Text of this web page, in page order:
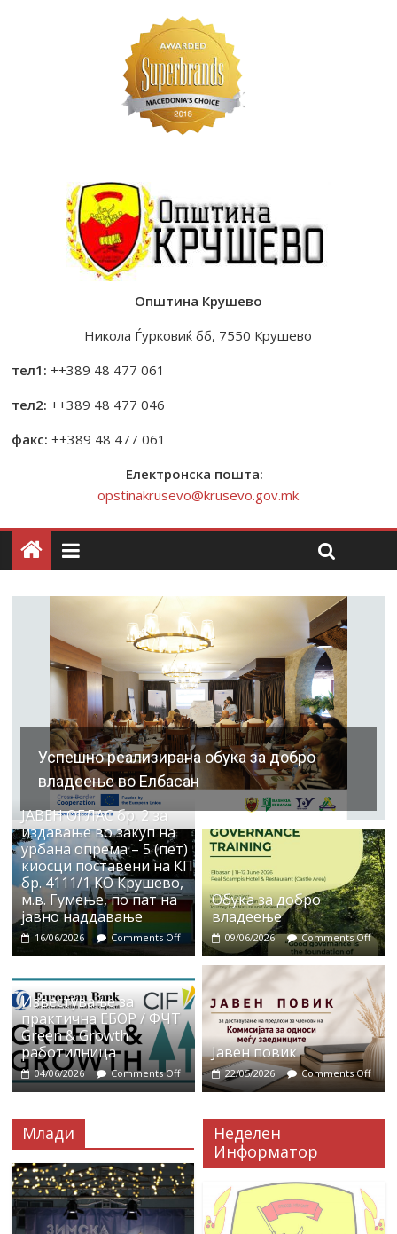
Општина Крушево
Никола Ѓурковиќ бб, 7550 Крушево
тел1: ++389 48 477 061
тел2: ++389 48 477 046
факс: ++389 48 477 061
Електронска пошта:
opstinakrusevo@krusevo.gov.mk
Успешно реализирана обука за добро
владеење во Елбасан
ЈАВЕН ОГЛАС бр. 2 за
издавање во закуп на
урбана опрема – 5 (пет)
киосци поставени на КП
бр. 4111/1 КО Крушево,
м.в. Гумење, по пат на
јавно наддавање
16/06/2026 Comments Off
Обука за добро
владеење
09/06/2026 Comments Off
Известување за
практична ЕБОР / ФЧТ
Green & Growth
работилница
04/06/2026 Comments Off
Јавен повик
22/05/2026 Comments Off
Млади
Неделен
Информатор